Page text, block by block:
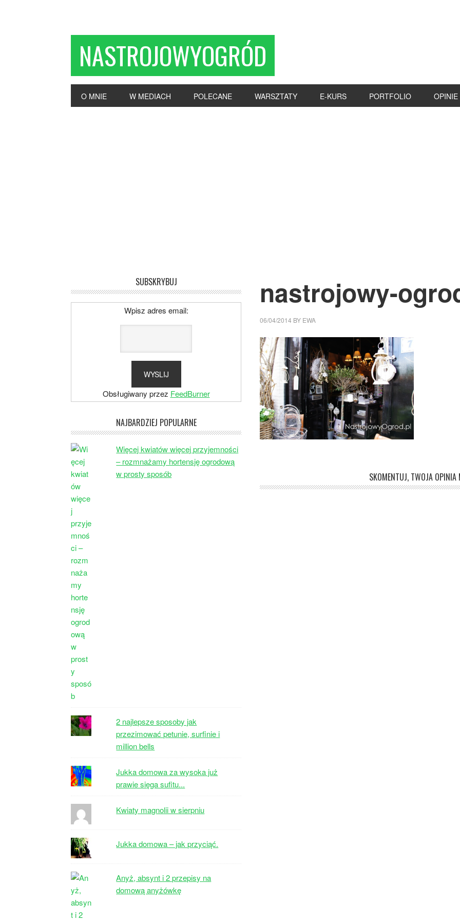
NASTROJOWYOGRÓD
O MNIE W MEDIACH POLECANE WARSZTATY E-KURS PORTFOLIO OPINIE
nastrojowy-
06/04/2014 BY EWA
SKOMENTUJ, TWOJA OPINIA
SUBSKRYBUJ
Wpisz adres email:
Obsługiwany przez FeedBurner
NAJBARDZIEJ POPULARNE
Więcej kwiatów więcej przyjemności
– rozmnażamy hortensję ogrodową
w prosty sposób
2 najlepsze sposoby jak
przezimować petunie, surfinie i
million bells
Jukka domowa za wysoka już
prawie sięga sufitu...
Kwiaty magnolii w sierpniu
Jukka domowa – jak przyciąć.
Anyż, absynt i 2 przepisy na
domową anyżówkę